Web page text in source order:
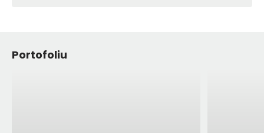
Portofoliu